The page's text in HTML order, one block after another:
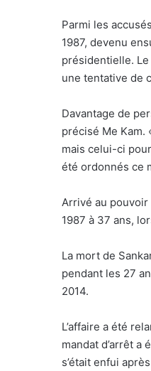
Parmi les
1987, devenu
présidentielle.
une tentative de
Davantage de
précisé Me Kam.
mais celui-ci
été ordonnés ce
Arrivé au pouvoir
1987 à 37 ans,
La mort de
pendant les 27
2014.
L’affaire a été
mandat d’arrêt a
s’était enfui